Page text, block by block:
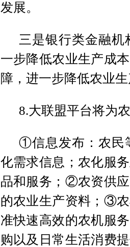
发展。
三是银行类金融
一步降低农业生产成
障，进一步降低农业
8.大联盟平台将为
①信息发布：农民
化需求信息；农化服
品和服务；②农资供
的农业生产资料；③
准快速高效的农机服
购以及日常生活消费